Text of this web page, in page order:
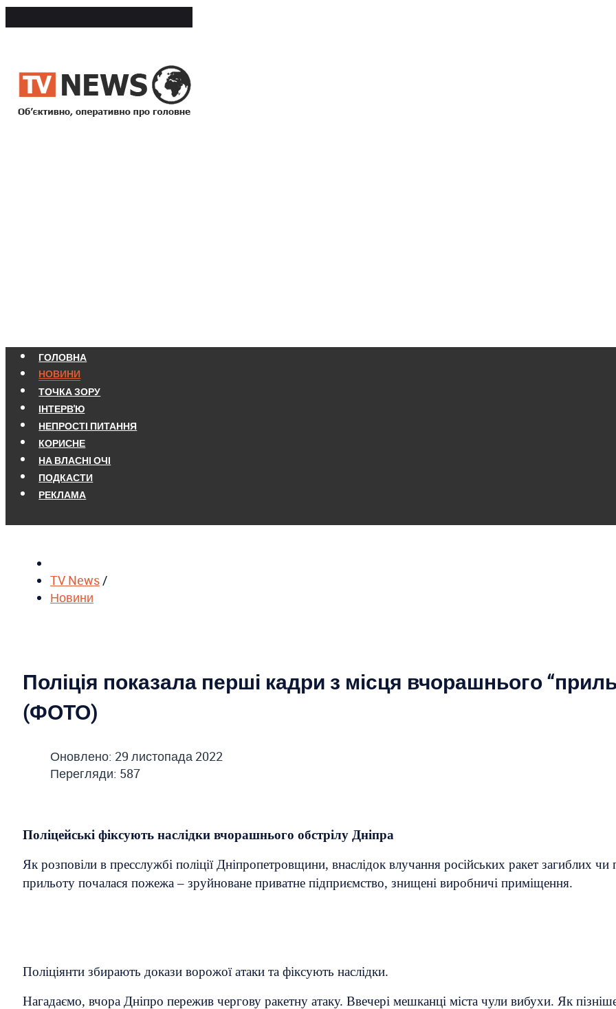
ГОЛОВНА
НОВИНИ
ТОЧКА ЗОРУ
ІНТЕРВ'Ю
НЕПРОСТІ ПИТАННЯ
КОРИСНЕ
НА ВЛАСНІ ОЧІ
ПОДКАСТИ
РЕКЛАМА
TV News /
Новини
Поліція показала перші кадри з місця вчорашнього
(ФОТО)
Оновлено: 29 листопада 2022
Перегляди: 587
Поліцейські фіксують наслідки вчорашнього обстрілу Дніпра
Як розповіли в пресслужбі поліції Дніпропетровщини, внаслідок влучання російських ракет загиблих
прильоту почалася пожежа – зруйноване приватне підприємство, знищені виробничі приміщення.
Поліціянти збирають докази ворожої атаки та фіксують наслідки.
Нагадаємо, вчора Дніпро пережив чергову ракетну атаку. Ввечері мешканці міста чули вибухи. Як